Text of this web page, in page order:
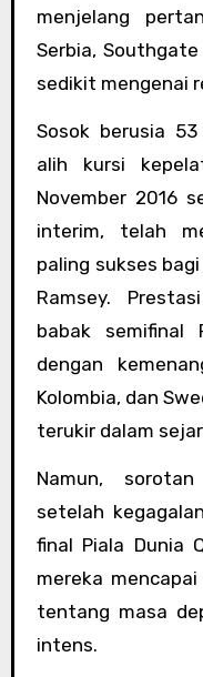
menjelang
Serbia,
sedikit mengenai
Sosok berusia
alih kursi
November 2016
interim, telah
paling sukses
Ramsey.
babak semifinal
dengan
Kolombia, dan
terukir dalam
Namun,
setelah
final Piala Dunia
mereka
tentang masa
intens.